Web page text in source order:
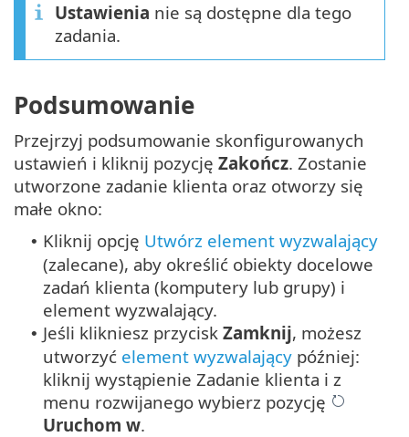
Ustawienia nie są dostępne dla tego
zadania.
Podsumowanie
Przejrzyj podsumowanie skonfigurowanych
ustawień i kliknij pozycję Zakończ. Zostanie
utworzone zadanie klienta oraz otworzy się
małe okno:
• Kliknij opcję Utwórz element wyzwalający
(zalecane), aby określić obiekty docelowe
zadań klienta (komputery lub grupy) i
element wyzwalający.
• Jeśli klikniesz przycisk Zamknij, możesz
utworzyć element wyzwalający później:
kliknij wystąpienie Zadanie klienta i z
menu rozwijanego wybierz pozycję
Uruchom w.